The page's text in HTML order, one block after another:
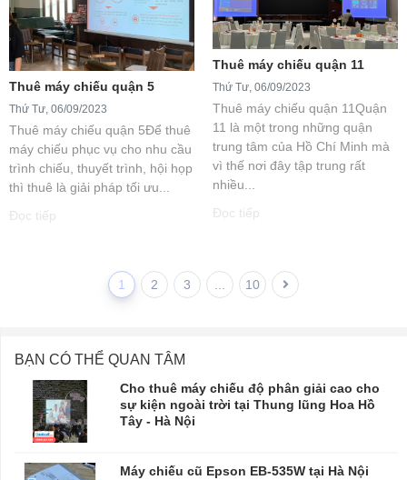
Thuê máy chiếu quận 5
Thứ Tư, 06/09/2023
Thuê máy chiếu quận 5Để thuê
máy chiếu phục vụ cho nhu cầu
trình chiếu, thuyết trình, hội họp
thì thuê là giải pháp tối ưu...
Đọc tiếp
Thuê máy chiếu quận 11
Thứ Tư, 06/09/2023
Thuê máy chiếu quận 11Quận
11 là một trong những quận
trung tâm của Hồ Chí Minh mà
vì thế nơi đây tập trung rất
nhiều...
Đọc tiếp
1 2 3 ... 10
BẠN CÓ THỂ QUAN TÂM
Cho thuê máy chiếu độ phân giải cao cho
sự kiện ngoài trời tại Thung lũng Hoa Hồ
Tây - Hà Nội
Máy chiếu cũ Epson EB-535W tại Hà Nội